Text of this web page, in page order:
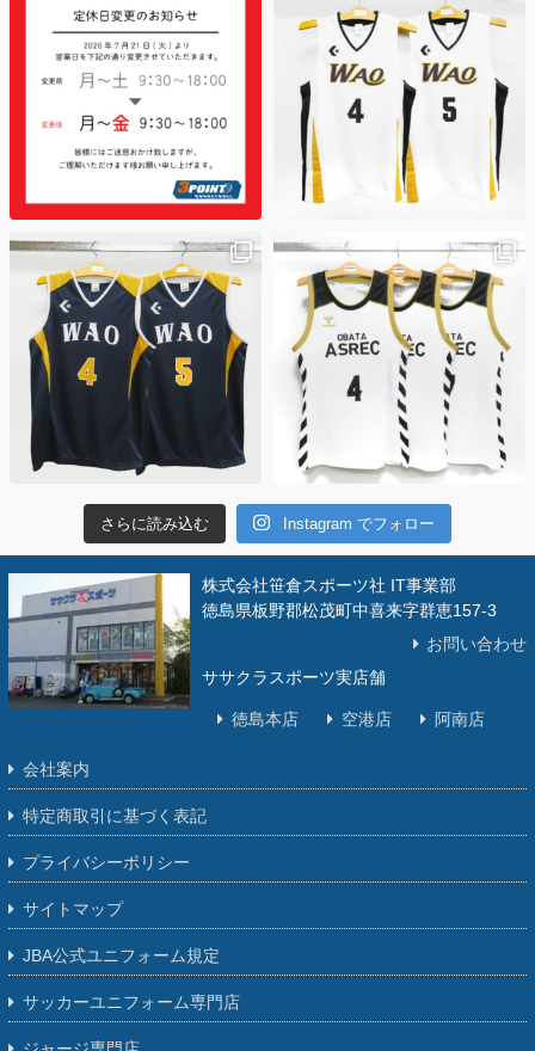
さらに読み込む Instagram でフォロー
株式会社笹倉スポーツ社 IT事業部
徳島県板野郡松茂町中喜来字群恵157-3
お問い合わせ
ササクラスポーツ実店舗
徳島本店 空港店 阿南店
会社案内
特定商取引に基づく表記
プライバシーポリシー
サイトマップ
JBA公式ユニフォーム規定
サッカーユニフォーム専門店